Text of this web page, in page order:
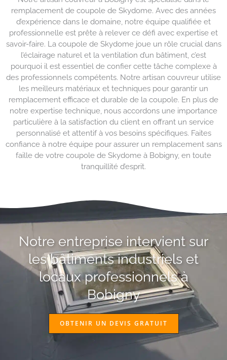
remplacement de coupole de Skydome. Avec des années
d’expérience dans le domaine, notre équipe qualifiée et
professionnelle est prête à relever ce défi avec expertise et
savoir-faire. La coupole de Skydome joue un rôle crucial dans
l’éclairage naturel et la ventilation d’un bâtiment, c’est
pourquoi il est essentiel de confier cette tâche complexe à
des professionnels compétents. Notre artisan couvreur utilise
les meilleurs matériaux et techniques pour garantir un
remplacement efficace et durable de la coupole. En plus de
notre expertise technique, nous accordons une importance
particulière à la satisfaction du client en offrant un service
personnalisé et attentif à vos besoins spécifiques. Faites
confiance à notre équipe pour assurer un remplacement sans
faille de votre coupole de Skydome à Bobigny, en toute
tranquillité d’esprit.
Notre entreprise intervient sur
les bâtiments industriels et
locaux professionnels à
Bobigny
OBTENIR UN DEVIS GRATUIT